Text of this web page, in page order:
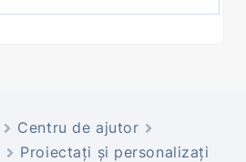
Centru de ajutor
Proiectați și personalizați